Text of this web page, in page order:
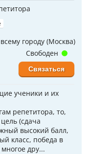
городу (Москва)
ученики и их
репетитора, то,
(сдача
высокий балл,
класс, победа в
дру...
Свободен
Связаться